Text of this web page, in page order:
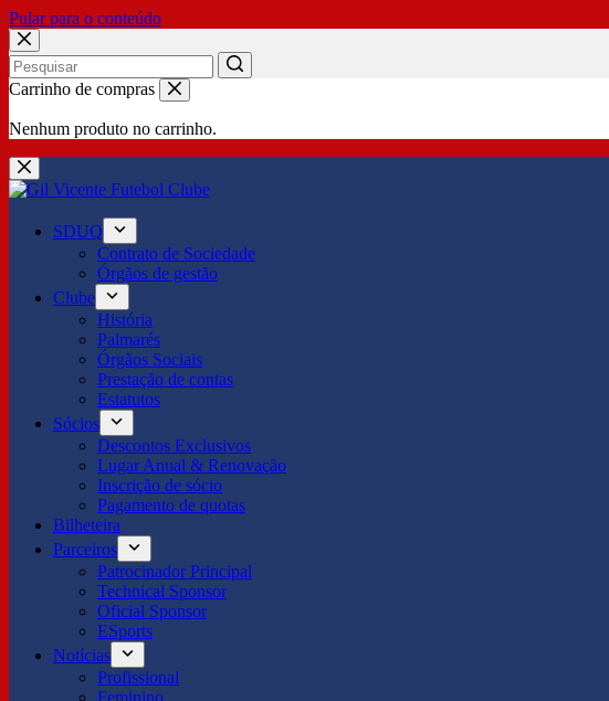
Pular para o conteúdo
No
Carrinho de compras
Nenhum produto no carrinho.
SDUQ
Contrato de Sociedade
Órgãos de gestão
Clube
História
Palmarés
Órgãos Sociais
Prestação de contas
Estatutos
Sócios
Descontos Exclusivos
Lugar Anual & Renovação
Inscrição de sócio
Pagamento de quotas
Bilheteira
Parceiros
Patrocinador Principal
Technical Sponsor
Oficial Sponsor
ESports
Notícias
Profissional
Feminino